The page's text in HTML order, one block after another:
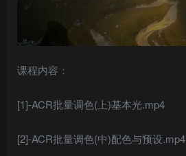
课程内容：
[1]-ACR批量调色(上)基本光.mp4
[2]-ACR批量调色(中)配色与预设.mp4